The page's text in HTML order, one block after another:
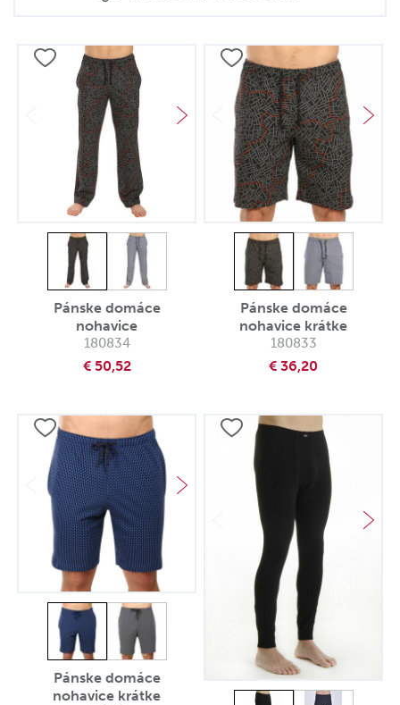
Pánske domáce
nohavice
180834
€ 50,52
Pánske domáce
nohavice krátke
180833
€ 36,20
Pánske domáce
nohavice krátke